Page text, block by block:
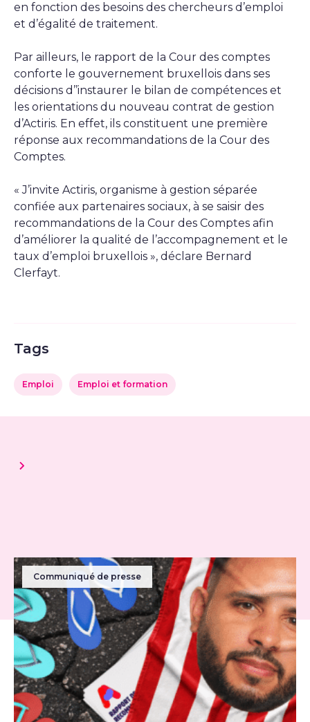
en fonction des besoins des chercheurs d’emploi
et d’égalité de traitement.
Par ailleurs, le rapport de la Cour des comptes
conforte le gouvernement bruxellois dans ses
décisions d’’instaurer le bilan de compétences et
les orientations du nouveau contrat de gestion
d’Actiris. En effet, ils constituent une première
réponse aux recommandations de la Cour des
Comptes.
« J’invite Actiris, organisme à gestion séparée
confiée aux partenaires sociaux, à se saisir des
recommandations de la Cour des Comptes afin
d’améliorer la qualité de l’accompagnement et le
taux d’emploi bruxellois », déclare Bernard
Clerfayt.
Tags
Emploi Emploi et formation
Communiqué de presse